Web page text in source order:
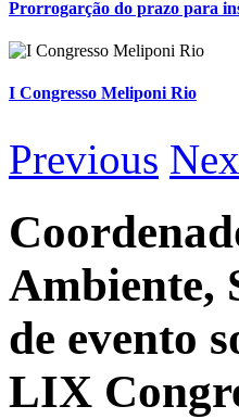
Prorrogarção do prazo para
I Congresso Meliponi Rio
Previous
Ambiente,
de evento
LIX